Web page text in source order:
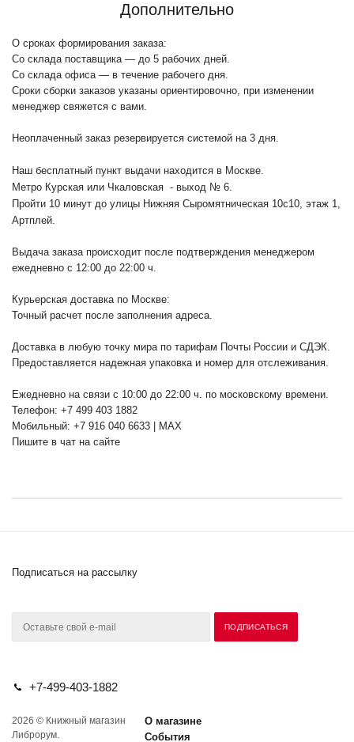
Дополнительно
О сроках формирования заказа:
Со склада поставщика — до 5 рабочих дней.
Со склада офиса — в течение рабочего дня.
Сроки сборки заказов указаны ориентировочно, при изменении
менеджер свяжется с вами.
Неоплаченный заказ резервируется системой на 3 дня.
Наш бесплатный пункт выдачи находится в Москве.
Метро Курская или Чкаловская - выход № 6.
Пройти 10 минут до улицы Нижняя Сыромятническая 10с10, этаж 1,
Артплей.
Выдача заказа происходит после подтверждения менеджером
ежедневно с 12:00 до 22:00 ч.
Курьерская доставка по Москве:
Точный расчет после заполнения адреса.
Доставка в любую точку мира по тарифам Почты России и СДЭК.
Предоставляется надежная упаковка и номер для отслеживания.
Ежедневно на связи с 10:00 до 22:00 ч. по московскому времени.
Телефон: +7 499 403 1882
Мобильный: +7 916 040 6633 | MAX
Пишите в чат на сайте
Подписаться на рассылку
+7-499-403-1882
2026 © Книжный магазин
Либрорум.
О магазине
События